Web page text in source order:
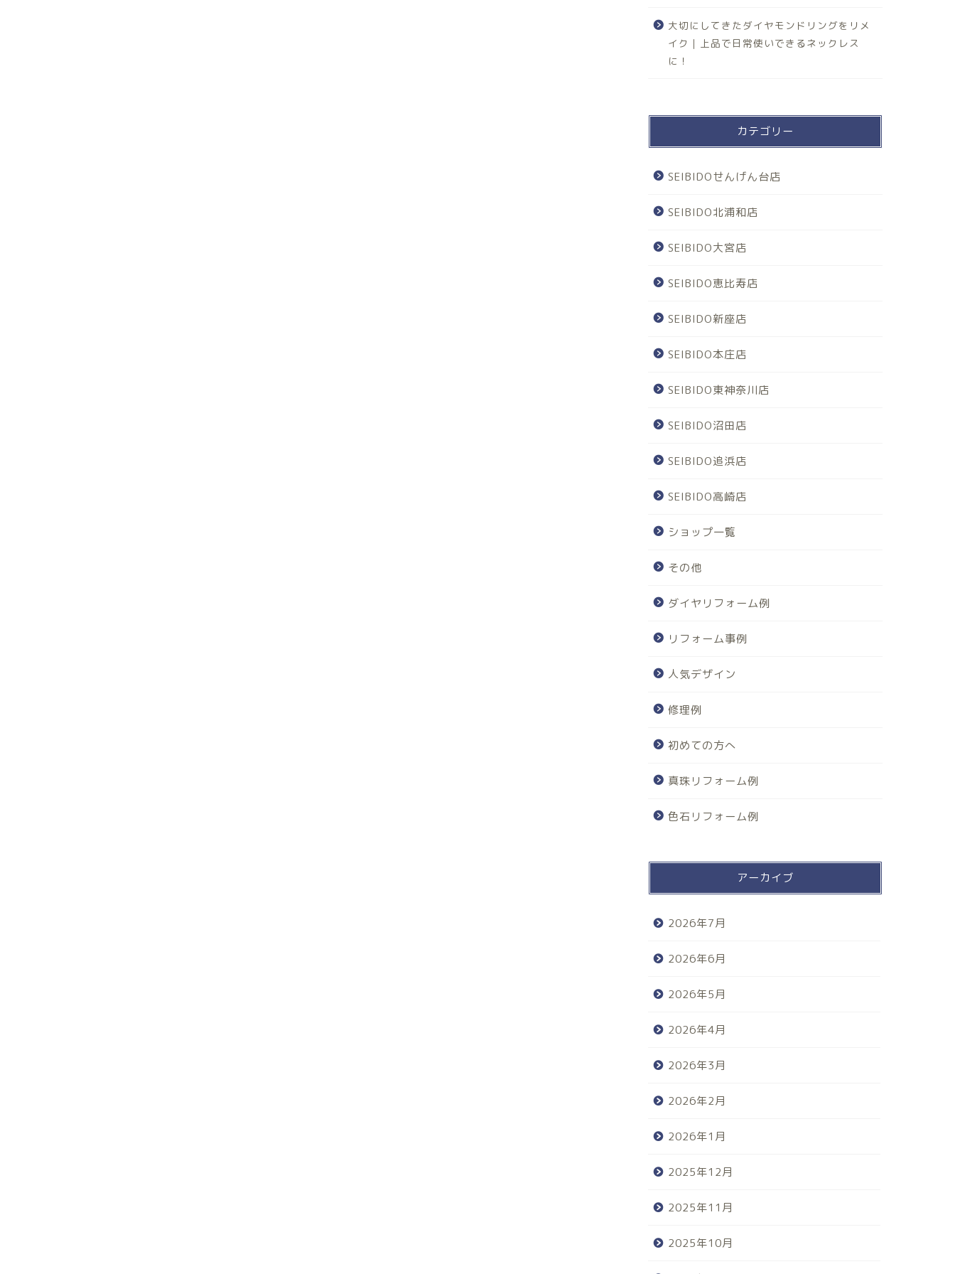
大切にしてきたダイヤモンドリングをリメ
イク｜上品で日常使いできるネックレス
に！
カテゴリー
SEIBIDOせんげん台店
SEIBIDO北浦和店
SEIBIDO大宮店
SEIBIDO恵比寿店
SEIBIDO新座店
SEIBIDO本庄店
SEIBIDO東神奈川店
SEIBIDO沼田店
SEIBIDO追浜店
SEIBIDO高崎店
ショップ一覧
その他
ダイヤリフォーム例
リフォーム事例
人気デザイン
修理例
初めての方へ
真珠リフォーム例
色石リフォーム例
アーカイブ
2026年7月
2026年6月
2026年5月
2026年4月
2026年3月
2026年2月
2026年1月
2025年12月
2025年11月
2025年10月